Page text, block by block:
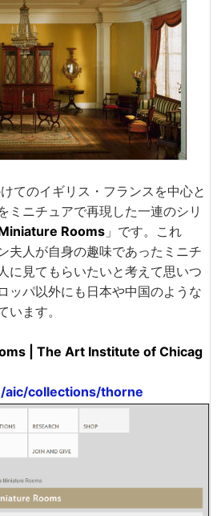
てのイギリス・フランスを中心と
ミニチュアで再現した一連のシリ
Rooms 」です。これ
夫人が自身の趣味であったミニチ
に見てもらいたいと考えて思いつ
ッパ以外にも日本や中国のような
います。
| The Art Institute of Chicag
collections/thorne